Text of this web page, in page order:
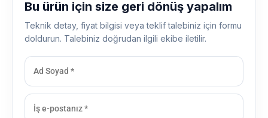
Bu ürün için size geri dönüş yapalım
Teknik detay, fiyat bilgisi veya teklif talebiniz için formu
doldurun. Talebiniz doğrudan ilgili ekibe iletilir.